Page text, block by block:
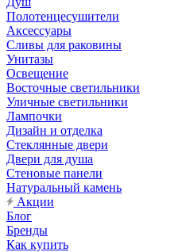
Полотенцесушители
Аксессуары
Сливы для раковины
Унитазы
Освещение
Восточные светильники
Уличные светильники
Лампочки
Дизайн и отделка
Стеклянные двери
Двери для душа
Стеновые панели
Натуральный камень
Акции
Блог
Бренды
Как купить